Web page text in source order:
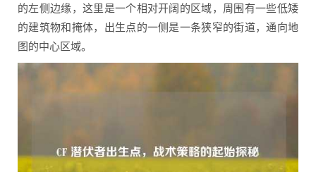
的左侧边缘，这里是一个相对开阔的区域，周围有一些低矮
的建筑物和掩体，出生点的一侧是一条狭窄的街道，通向地
图的中心区域。